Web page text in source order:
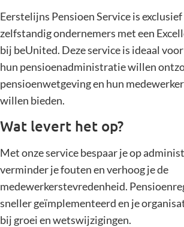
Eerstelijns Pensioen Service is
zelfstandig ondernemers met een
bij beUnited. Deze service is ideaal
hun pensioenadministratie willen
pensioenwetgeving en hun
willen bieden.
Wat levert het op?
Met onze service bespaar je op
verminder je fouten en verhoog je de
medewerkerstevredenheid.
sneller geïmplementeerd en je
bij groei en wetswijzigingen.